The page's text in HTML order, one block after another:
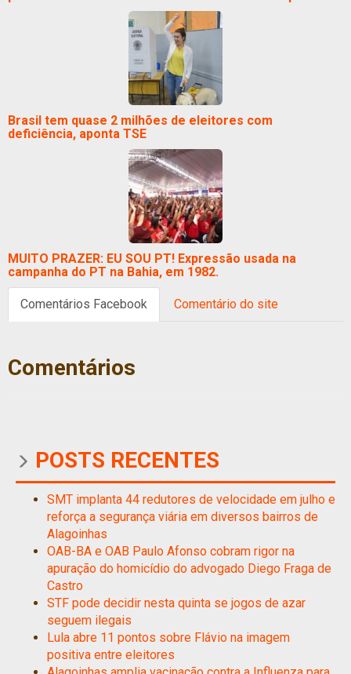
Brasil tem quase 2 milhões de eleitores com
deficiência, aponta TSE
MUITO PRAZER: EU SOU PT! Expressão usada na
campanha do PT na Bahia, em 1982.
Comentários Facebook Comentário do site
Comentários
POSTS RECENTES
SMT implanta 44 redutores de velocidade em julho e
reforça a segurança viária em diversos bairros de
Alagoinhas
OAB-BA e OAB Paulo Afonso cobram rigor na
apuração do homicídio do advogado Diego Fraga de
Castro
STF pode decidir nesta quinta se jogos de azar
seguem ilegais
Lula abre 11 pontos sobre Flávio na imagem
positiva entre eleitores